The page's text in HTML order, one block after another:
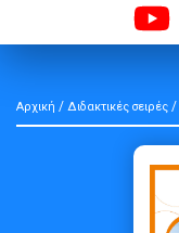
Αρχική / Διδακτικές σειρές /